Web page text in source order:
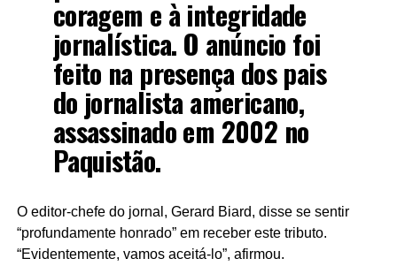
coragem e à integridade
jornalística. O anúncio foi
feito na presença dos pais
do jornalista americano,
assassinado em 2002 no
Paquistão.
O editor-chefe do jornal, Gerard Biard, disse se sentir
“profundamente honrado” em receber este tributo.
“Evidentemente, vamos aceitá-lo”, afirmou.